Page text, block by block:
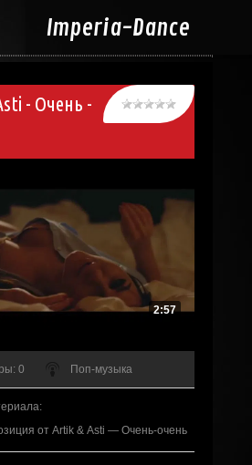
Imperia-Dance
- Очень -
2:57
: 0 Поп-музыка
:
от Аrtik & Аsti — Очень-очень